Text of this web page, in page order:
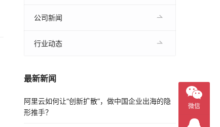
公司新闻
行业动态
最新新闻
阿里云如何让“创新扩散”，做中国企业出海的隐
形推手？
微信